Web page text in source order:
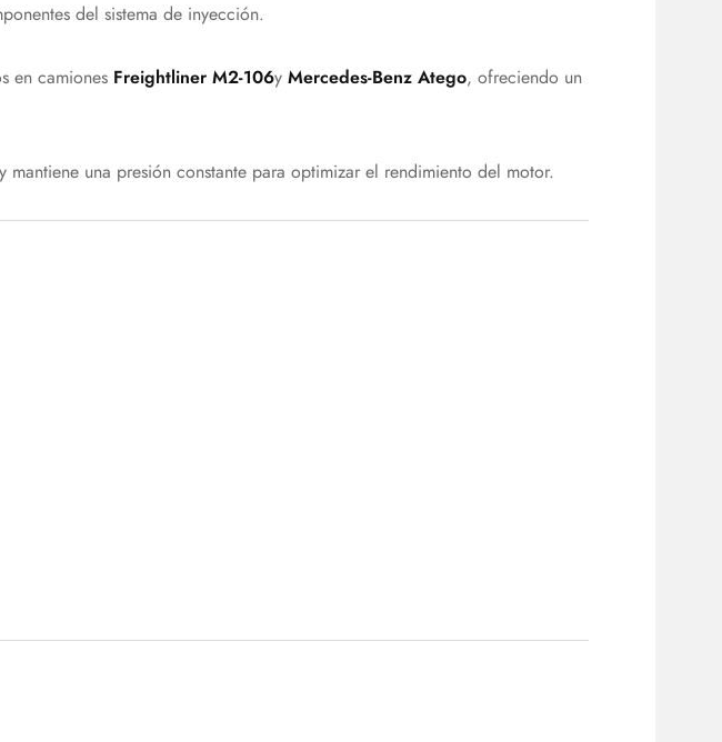
del sistema de inyección.
en camiones Freightliner M2-106y Mercedes-Benz Atego, ofreciendo un
una presión constante para optimizar el rendimiento del motor.